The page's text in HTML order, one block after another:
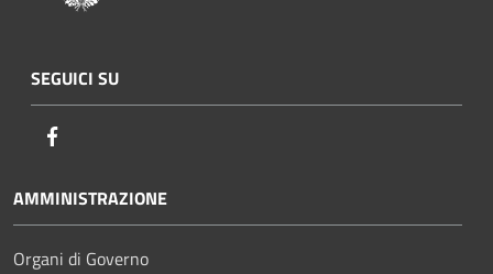
SEGUICI SU
AMMINISTRAZIONE
Organi di Governo